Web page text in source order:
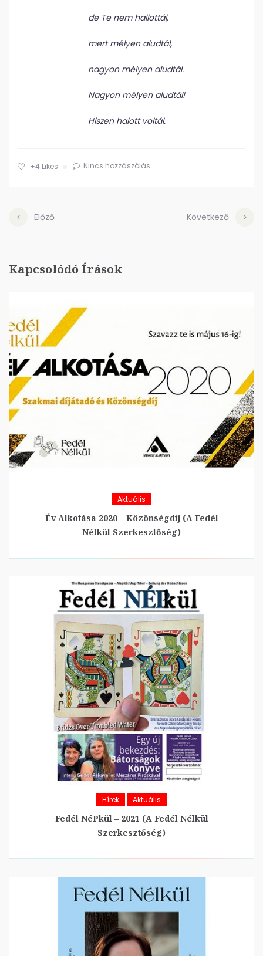
de Te nem hallottál,
mert mélyen aludtál,
nagyon mélyen aludtál.
Nagyon mélyen aludtál!
Hiszen halott voltál.
+4 Likes Nincs hozzászólás
Előző Következő
Kapcsolódó Írások
Aktuális
Év Alkotása 2020 – Közönségdíj (A Fedél
Nélkül Szerkesztőség)
Hírek Aktuális
Fedél NéPkül – 2021 (A Fedél Nélkül
Szerkesztőség)